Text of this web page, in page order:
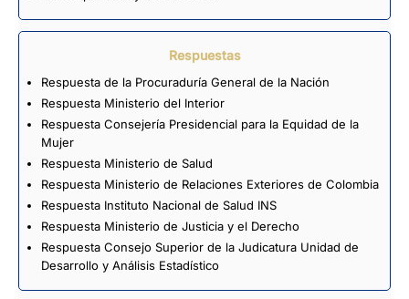
Respuestas
Respuesta de la Procuraduría General de la Nación
Respuesta Ministerio del Interior
Respuesta Consejería Presidencial para la Equidad de la
Mujer
Respuesta Ministerio de Salud
Respuesta Ministerio de Relaciones Exteriores de Colombia
Respuesta Instituto Nacional de Salud­ INS
Respuesta Ministerio de Justicia y el Derecho
Respuesta Consejo Superior de la Judicatura Unidad de
Desarrollo y Análisis Estadístico